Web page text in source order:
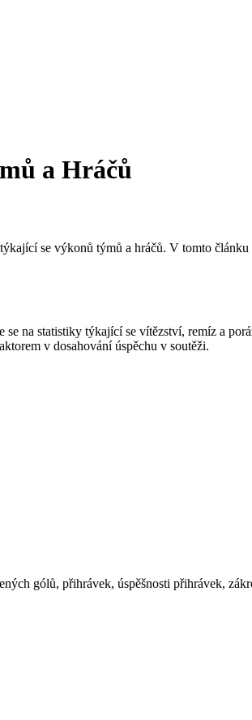
a Hráčů
se výkonů týmů a hráčů. V tomto
na statistiky týkající se vítězství, remíz a
v dosahování úspěchu v soutěži.
gólů, přihrávek, úspěšnosti přihrávek,